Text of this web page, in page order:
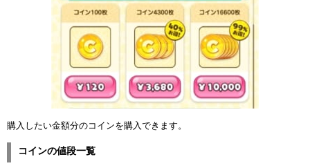
購入したい金額分のコインを購入できます。
コインの値段一覧